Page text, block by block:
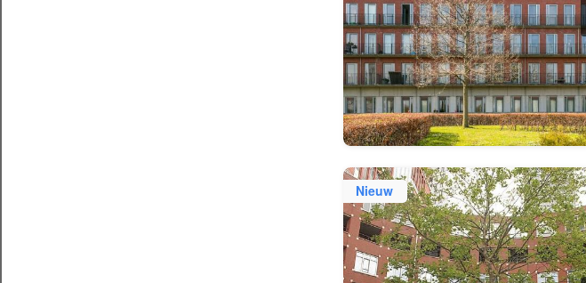
Nieuw